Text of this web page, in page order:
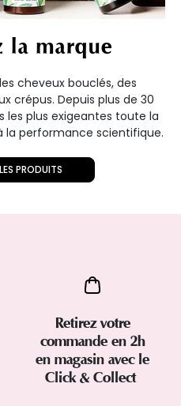
la marque
cheveux bouclés, des
crépus. Depuis plus de 30
les plus exigeantes toute la
la performance scientifique.
PRODUITS
Retirez votre
commande en 2h
en magasin avec le
Click & Collect